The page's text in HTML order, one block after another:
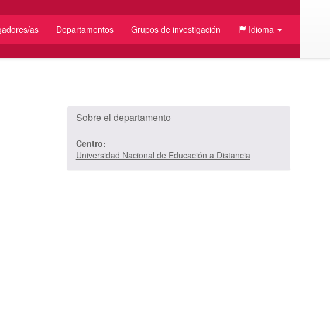
as Departamentos Grupos de investigación Idioma
Sobre el departamento
Centro:
Universidad Nacional de Educación a Distancia